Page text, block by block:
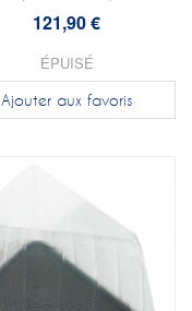
121,90 €
ÉPUISÉ
Ajouter aux favoris